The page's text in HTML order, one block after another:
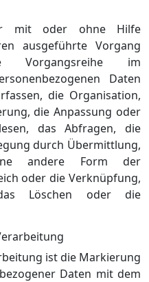
mit oder ohne Hilfe
ausgeführte Vorgang
im
Daten
die Organisation,
die Anpassung oder
das Abfragen, die
durch Übermittlung,
andere Form der
oder die Verknüpfung,
Löschen oder die
ist die Markierung
Daten mit dem